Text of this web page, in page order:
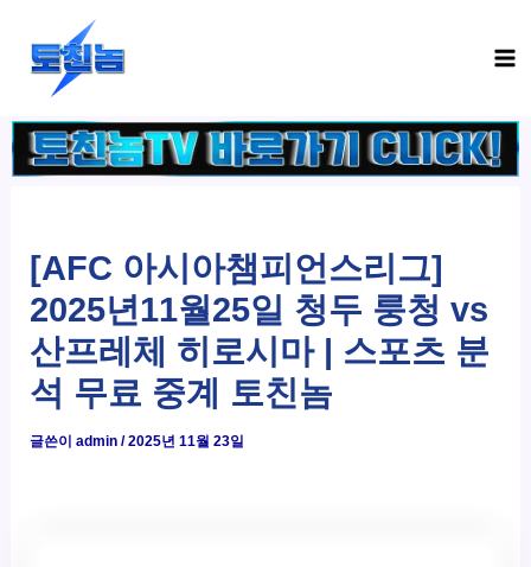
건
너
[AFC 아시아챔피언스리그]
2025년11월25일 청두 룽청 vs
산프레체 히로시마 | 스포츠 분
석 무료 중계 토친놈
글쓴이admin/2025년 11월 23일